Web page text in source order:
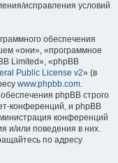
исправления условий
обеспечения
«они», «программное
Limited», «phpBB
Public License v2» (в
www.phpbb.com.
phpBB строго
конференций, и phpBB
конференций
и/или поведения в них.
по адресу